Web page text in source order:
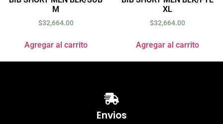
M
$32,664.00
Agregar al carrito
XL
$32,664.00
Agregar al carrito
Envios